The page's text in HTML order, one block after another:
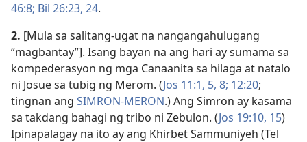
46:8; Bil 26:23, 24.
2. [Mula sa salitang-ugat na nangangahulugang
“magbantay”]. Isang bayan na ang hari ay sumama sa
kompederasyon ng mga Canaanita sa hilaga at natalo
ni Josue sa tubig ng Merom. (Jos 11:1, 5, 8; 12:20;
tingnan ang SIMRON-MERON.) Ang Simron ay kasama
sa takdang bahagi ng tribo ni Zebulon. (Jos 19:10, 15)
Ipinapalagay na ito ay ang Khirbet Sammuniyeh (Tel